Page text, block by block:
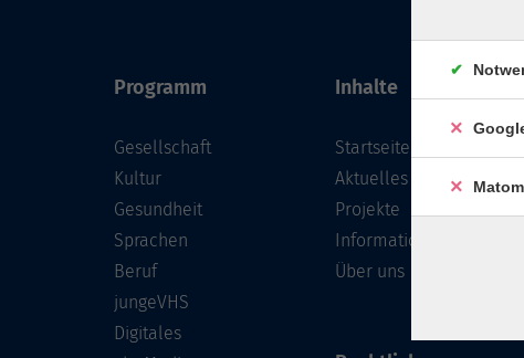
Programm
Gesellschaft
Kultur
Gesundheit
Sprachen
Beruf
jungeVHS
Digitales
Inhalte
Startseite
Aktuelles
Projekte
Informationen
Über uns